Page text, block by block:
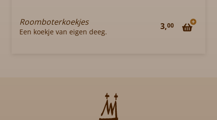
Roomboterkoekjes
Een koekje van eigen deeg.
3,00